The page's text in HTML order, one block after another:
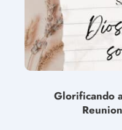
Glorificando